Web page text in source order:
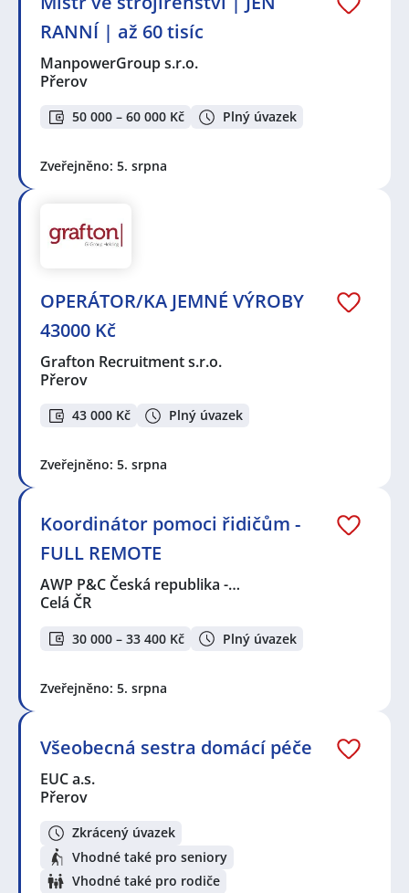
RANNÍ | až 60 tisíc
ManpowerGroup s.r.o.
Přerov
50 000 – 60 000 Kč Plný úvazek
Zveřejněno: 5. srpna
OPERÁTOR/KA JEMNÉ VÝROBY
43000 Kč
Grafton Recruitment s.r.o.
Přerov
43 000 Kč Plný úvazek
Zveřejněno: 5. srpna
Koordinátor pomoci řidičům -
FULL REMOTE
AWP P&C Česká republika -…
Celá ČR
30 000 – 33 400 Kč Plný úvazek
Zveřejněno: 5. srpna
Všeobecná sestra domácí péče
EUC a.s.
Přerov
Zkrácený úvazek
Vhodné také pro seniory
Vhodné také pro rodiče